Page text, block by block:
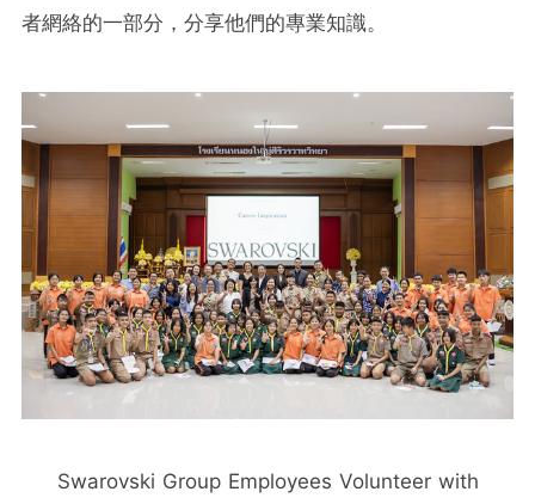
者網絡的一部分，分享他們的專業知識。
Swarovski Group Employees Volunteer with